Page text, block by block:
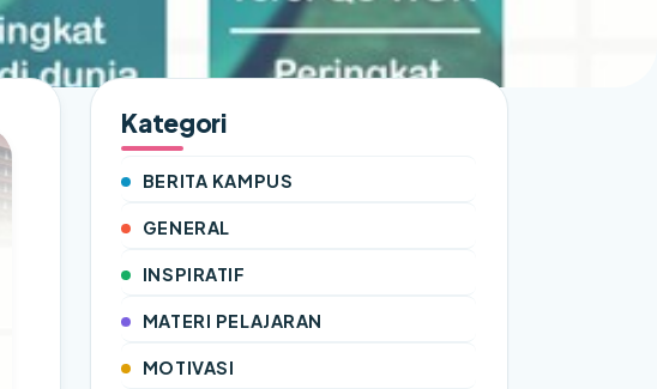
Kategori
BERITA KAMPUS
GENERAL
INSPIRATIF
MATERI PELAJARAN
MOTIVASI